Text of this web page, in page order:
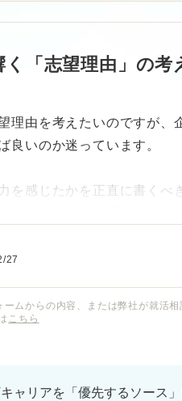
く「志望理由」の
理由を考えたいのですが、
良いのか迷っています。
を感じたかを正直に書くべ
社会貢献したい」といった
が「この学生は採用したい
27
ムからの内容、または弊社が就活
こちら
ャリアを「優先するソース」